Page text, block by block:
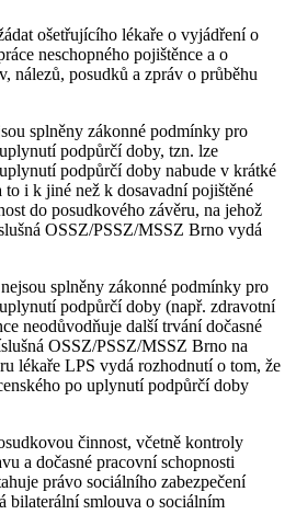
ošetřujícího lékaře o vyjádření o
neschopného pojištěnce a o
nálezů, posudků a zpráv o průběhu
splněny zákonné podmínky pro
podpůrčí doby, tzn. lze
podpůrčí doby nabude v krátké
to i k jiné než k dosavadní pojištěné
do posudkového závěru, na jehož
OSSZ/PSSZ/MSSZ Brno vydá
splněny zákonné podmínky pro
podpůrčí doby (např. zdravotní
neodůvodňuje další trvání dočasné
OSSZ/PSSZ/MSSZ Brno na
lékaře LPS vydá rozhodnutí o tom, že
po uplynutí podpůrčí doby
činnost, včetně kontroly
a dočasné pracovní schopnosti
právo sociálního zabezpečení
bilaterální smlouva o sociálním